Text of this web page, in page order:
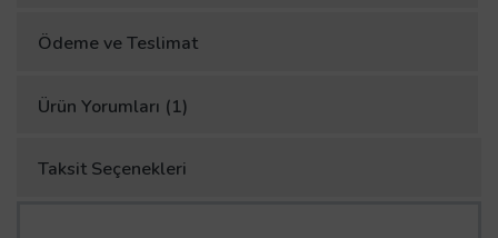
Ödeme ve Teslimat
Ürün Yorumları (1)
Taksit Seçenekleri